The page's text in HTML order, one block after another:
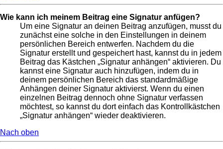
Wie kann ich meinem Beitrag eine Signatur anfügen?
Um eine Signatur an deinen Beitrag anzufügen, musst du
zunächst eine solche in den Einstellungen in deinem
persönlichen Bereich entwerfen. Nachdem du die
Signatur erstellt und gespeichert hast, kannst du in jedem
Beitrag das Kästchen „Signatur anhängen“ aktivieren. Du
kannst eine Signatur auch hinzufügen, indem du in
deinem persönlichen Bereich das standardmäßige
Anhängen deiner Signatur aktivierst. Wenn du einen
einzelnen Beitrag dennoch ohne Signatur verfassen
möchtest, so kannst du dort einfach das Kontrollkästchen
„Signatur anhängen“ wieder deaktivieren.
Nach oben